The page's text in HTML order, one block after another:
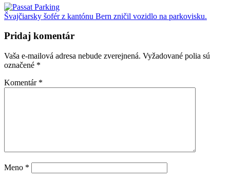
Švajčiarsky šofér z kantónu Bern zničil vozidlo na parkovisku.
Pridaj komentár
Vaša e-mailová adresa nebude zverejnená. Vyžadované polia sú
označené *
Komentár *
Meno *